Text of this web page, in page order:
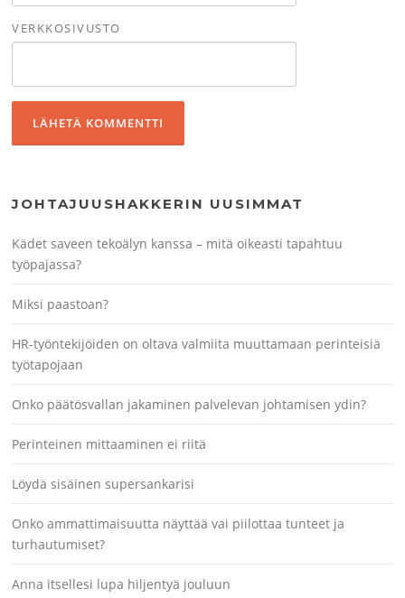
VERKKOSIVUSTO
JOHTAJUUSHAKKERIN UUSIMMAT
Kädet saveen tekoälyn kanssa – mitä oikeasti tapahtuu
työpajassa?
Miksi paastoan?
HR-työntekijöiden on oltava valmiita muuttamaan perinteisiä
työtapojaan
Onko päätösvallan jakaminen palvelevan johtamisen ydin?
Perinteinen mittaaminen ei riitä
Löydä sisäinen supersankarisi
Onko ammattimaisuutta näyttää vai piilottaa tunteet ja
turhautumiset?
Anna itsellesi lupa hiljentyä jouluun